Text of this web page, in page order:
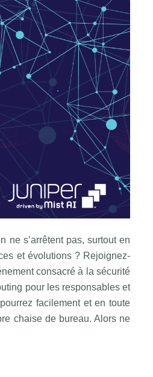
ne s’arrêtent pas, surtout en
et évolutions ? Rejoignez-
consacré à la sécurité
pour les responsables et
facilement et en toute
chaise de bureau. Alors ne